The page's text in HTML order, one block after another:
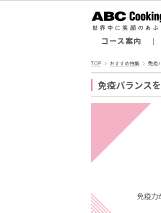
コース案内
TOP おすすめ特集 免疫
免疫バランス
免疫力